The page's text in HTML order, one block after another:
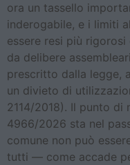
ora un tassello
inderogabile, e i limiti
essere resi più
da delibere
prescritto dalla legge,
un divieto di
2114/2018). Il punto di
4966/2026 sta nel
comune non può
tutti — come accade